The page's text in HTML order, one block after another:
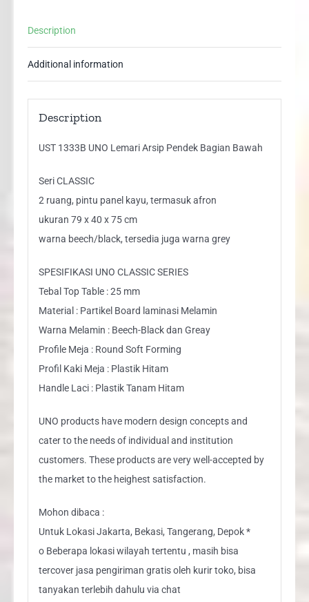
quantity
Description
Additional information
Description
UST 1333B UNO Lemari Arsip Pendek Bagian Bawah
Seri CLASSIC
2 ruang, pintu panel kayu, termasuk afron
ukuran 79 x 40 x 75 cm
warna beech/black, tersedia juga warna grey
SPESIFIKASI UNO CLASSIC SERIES
Tebal Top Table : 25 mm
Material : Partikel Board laminasi Melamin
Warna Melamin : Beech-Black dan Greay
Profile Meja : Round Soft Forming
Profil Kaki Meja : Plastik Hitam
Handle Laci : Plastik Tanam Hitam
UNO products have modern design concepts and
cater to the needs of individual and institution
customers. These products are very well-accepted by
the market to the heighest satisfaction.
Mohon dibaca :
Untuk Lokasi Jakarta, Bekasi, Tangerang, Depok *
o Beberapa lokasi wilayah tertentu , masih bisa
tercover jasa pengiriman gratis oleh kurir toko, bisa
tanyakan terlebih dahulu via chat